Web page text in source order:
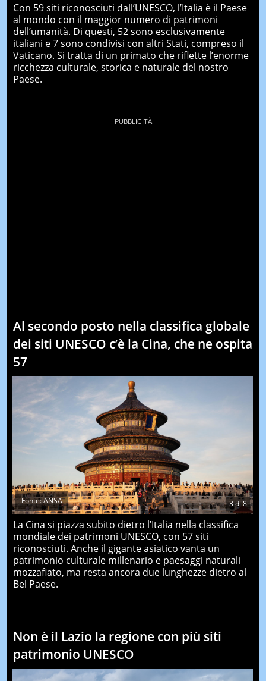
Con 59 siti riconosciuti dall’UNESCO, l’Italia è il Paese
al mondo con il maggior numero di patrimoni
dell’umanità. Di questi, 52 sono esclusivamente
italiani e 7 sono condivisi con altri Stati, compreso il
Vaticano. Si tratta di un primato che riflette l’enorme
ricchezza culturale, storica e naturale del nostro
Paese.
Al secondo posto nella classifica globale
dei siti UNESCO c’è la Cina, che ne ospita
57
3di8
Fonte: ANSA
La Cina si piazza subito dietro l’Italia nella classifica
mondiale dei patrimoni UNESCO, con 57 siti
riconosciuti. Anche il gigante asiatico vanta un
patrimonio culturale millenario e paesaggi naturali
mozzafiato, ma resta ancora due lunghezze dietro al
Bel Paese.
Non è il Lazio la regione con più siti
patrimonio UNESCO